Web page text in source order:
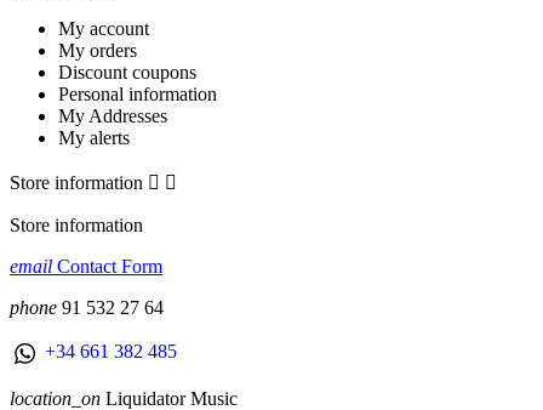
My account
My orders
Discount coupons
Personal information
My Addresses
My alerts
Store information  
Store information
email Contact Form
phone 91 532 27 64
+34 661 382 485
location_on Liquidator Music